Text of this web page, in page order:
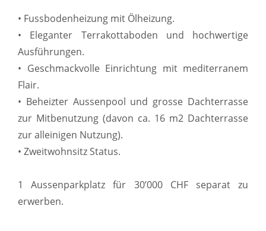
• Fussbodenheizung mit Ölheizung.
• Eleganter Terrakottaboden und hochwertige
Ausführungen.
• Geschmackvolle Einrichtung mit mediterranem
Flair.
• Beheizter Aussenpool und grosse Dachterrasse
zur Mitbenutzung (davon ca. 16 m2 Dachterrasse
zur alleinigen Nutzung).
• Zweitwohnsitz Status.
1 Aussenparkplatz für 30’000 CHF separat zu
erwerben.